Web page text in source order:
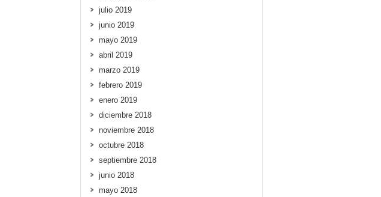
julio 2019
junio 2019
mayo 2019
abril 2019
marzo 2019
febrero 2019
enero 2019
diciembre 2018
noviembre 2018
octubre 2018
septiembre 2018
junio 2018
mayo 2018